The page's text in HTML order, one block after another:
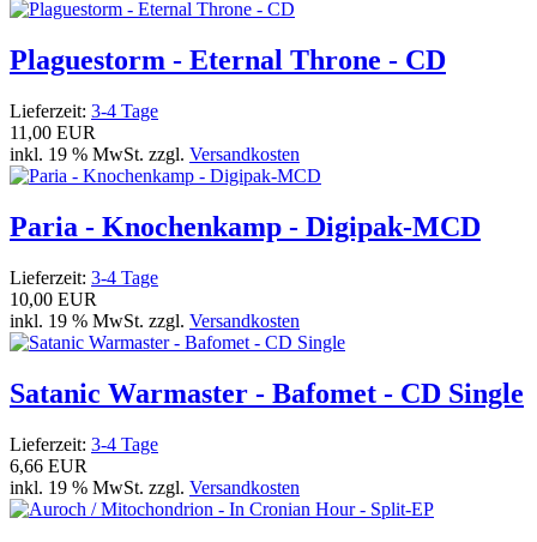
Plaguestorm - Eternal Throne - CD
Lieferzeit: 3-4 Tage
11,00 EUR
inkl. 19 % MwSt. zzgl. Versandkosten
Paria - Knochenkamp - Digipak-MCD
Lieferzeit: 3-4 Tage
10,00 EUR
inkl. 19 % MwSt. zzgl. Versandkosten
Satanic Warmaster - Bafomet - CD Single
Lieferzeit: 3-4 Tage
6,66 EUR
inkl. 19 % MwSt. zzgl. Versandkosten